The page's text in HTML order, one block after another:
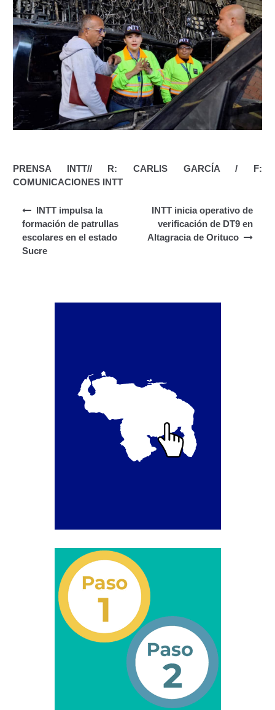
Carroceras, Importadoras, Distribuidoras y Talleres
Especializados en Reformas de Vehículos (REFECIV).
Junta Directiva
Junta Directiva Old
Licencia para Conducir
Certificación de Datos para Efectos Consulares con
Apostilla Electrónica
Registro Original de Licencia para Conducir Cuarto
Grado (4°).
Registro Original de Licencia para Conducir Quinto
Registro Original de Licencia para Conducir Tercer
Grado (3°) – (Mayores de 16 y menores de 18 años).
Registro Original de Licencia para Conducir Tercer
Marco Jurídico
Medios Publicitarios
Campaña de educación vial y ciudadana
Recaudos y requisitos para cambio de motivo de un
Recaudos y requisitos para Estudio de Proyecto
PRENSA INTT// R: CARLIS GARCÍA / F:
COMUNICACIONES INTT
Navegación de entradas
INTT impulsa la
formación de patrullas
escolares en el estado
Sucre
INTT inicia operativo de
verificación de DT9 en
Altagracia de Orituco